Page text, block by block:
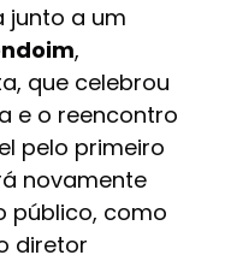
junto a um
,
que celebrou
e o reencontro
pelo primeiro
novamente
público, como
diretor